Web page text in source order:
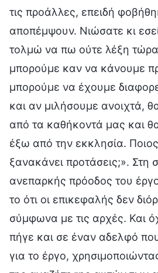
τις προάλλες, επειδή
αποπέμψουν. Νιώσατε κι
τολμώ να πω ούτε λέξη
μπορούμε καν να κάνουμε
μπορούμε να έχουμε
και αν μιλήσουμε ανοιχτά,
από τα καθήκοντά μας και
έξω από την εκκλησία.
ξανακάνει προτάσεις;». Στη
ανεπαρκής πρόοδος του
το ότι οι επικεφαλής δεν
σύμφωνα με τις αρχές. Και
πήγε και σε έναν αδελφό
για το έργο,